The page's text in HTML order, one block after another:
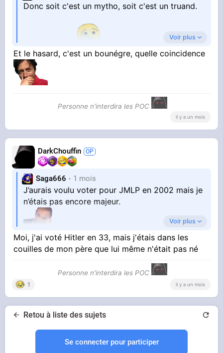
Donc soit c'est un mytho, soit c'est un truand.
Voir plus
Et le hasard, c'est un bounégre, quelle coincidence
Personne n'interdira les POC
il y a un mois
DarkChouffin
Saga666 1 mois
J’aurais voulu voter pour JMLP en 2002 mais je
n’étais pas encore majeur.
Voir plus
Moi, j'ai voté Hitler en 33, mais j'étais dans les
couilles de mon père que lui même n'était pas né
Personne n'interdira les POC
1 il y a un mois
Retou à liste des sujets
Se connecter pour participer